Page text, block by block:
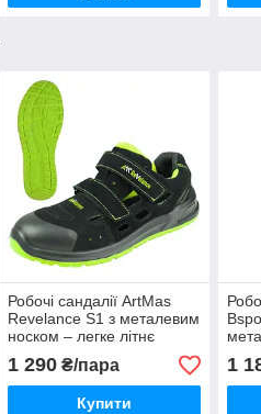
Робочі сандалії ArtMas
Revelance S1 з металевим
носком – легке літнє
захисне спецвзуття для
роботи
1 290₴/пара
Купити
1